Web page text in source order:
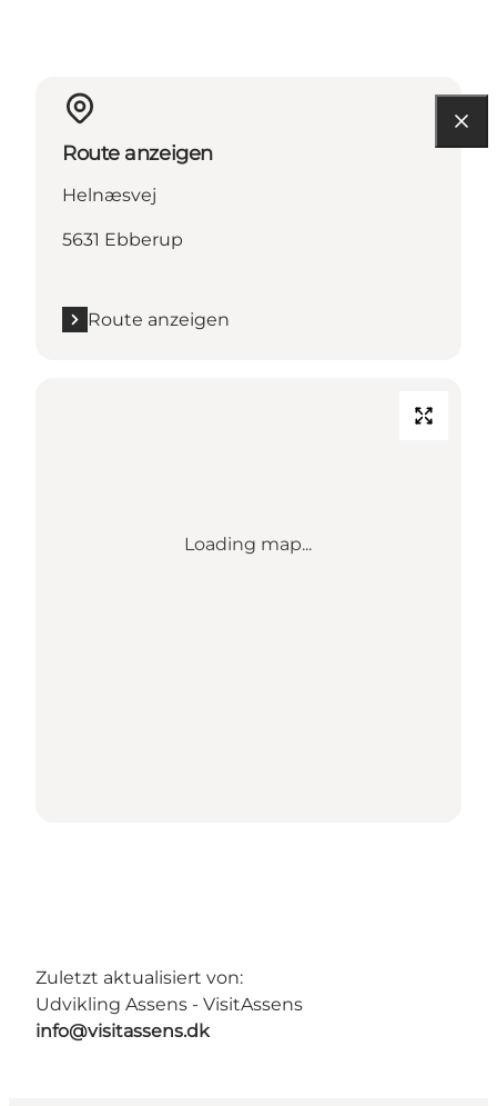
Route anzeigen
Helnæsvej
5631 Ebberup
Route anzeigen
Loading map...
Zuletzt aktualisiert von:
Udvikling Assens - VisitAssens
info@visitassens.dk